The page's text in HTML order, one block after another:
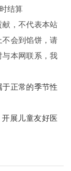
结算
，不代表本站
会到馅饼，请
本网联系，我
正常的季节性
展儿童友好医